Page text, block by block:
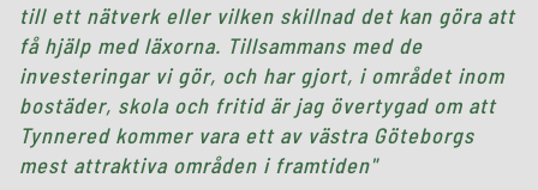
till ett nätverk eller vilken skillnad det kan göra att
få hjälp med läxorna. Tillsammans med de
investeringar vi gör, och har gjort, i området inom
bostäder, skola och fritid är jag övertygad om att
Tynnered kommer vara ett av västra Göteborgs
mest attraktiva områden i framtiden